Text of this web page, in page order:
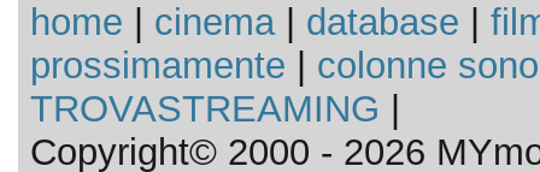
home cinema| database
prossimamente
colonne
TROVASTREAMING
Copyright© 2000 - 2026